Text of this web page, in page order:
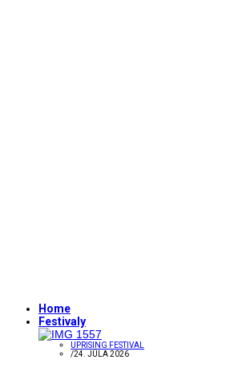
Home
Festivaly
UPRISING FESTIVAL
/24. JÚLA 2026